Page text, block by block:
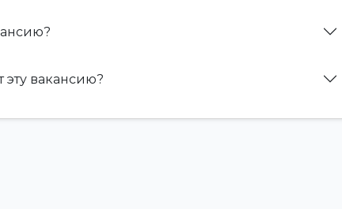
эту вакансию?